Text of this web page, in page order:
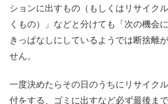
ションに出すもの（もしくはリサイク
くもの）」などと分けても「次の機会
きっぱなしにしているようでは断捨離
せん。
一度決めたらその日のうちにリサイク
付をする、ゴミに出すなど必ず最後ま